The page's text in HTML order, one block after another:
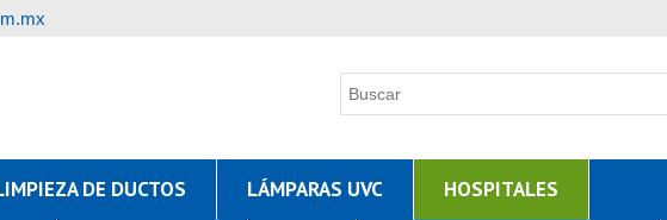
DE DUCTOS LÁMPARAS UVC HOSPITALES